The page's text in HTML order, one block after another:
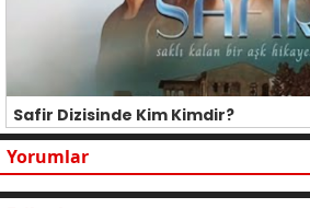
Safir Dizisinde Kim Kimdir?
Yorumlar